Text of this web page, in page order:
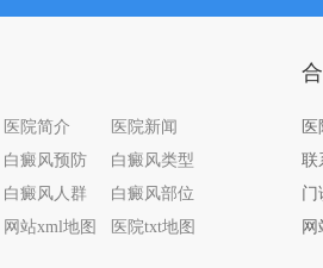
医院简介
医院新闻
白癜风预防
白癜风类型
白癜风人群
白癜风部位
网站xml地图 医院txt地图
联
门